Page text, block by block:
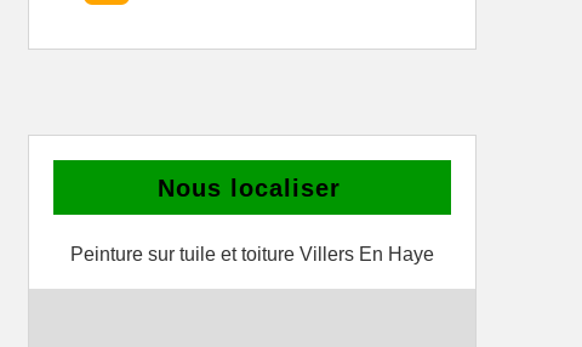
Nous localiser
Peinture sur tuile et toiture Villers En Haye